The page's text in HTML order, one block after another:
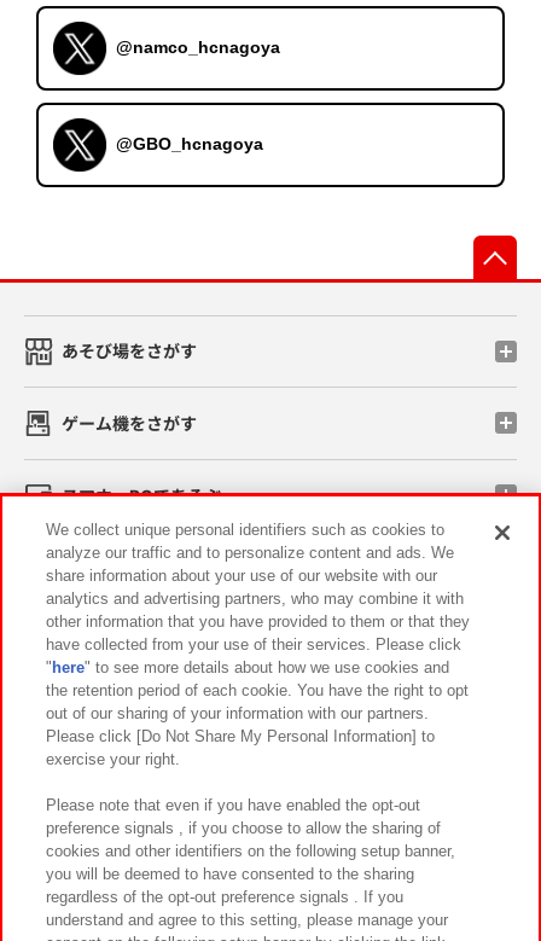
@namco_hcnagoya
@GBO_hcnagoya
あそび場をさがす
ゲーム機をさがす
スマホ・PCであそぶ
イベント・キャンペーン
関連会社 サステナビリティ サイトポリシー
プライバシーポリシー ウェブアクセシビリティ方針と検証結果
お取引先さまとともに
カスタマーハラスメント対応方針 よくあるご質問・お問い合わせ
We collect unique personal identifiers such as cookies to
analyze our traffic and to personalize content and ads. We
share information about your use of our website with our
analytics and advertising partners, who may combine it with
other information that you have provided to them or that they
have collected from your use of their services. Please click
" here" to see more details about how we use cookies and
the retention period of each cookie. You have the right to opt
out of our sharing of your information with our partners.
Please click [Do Not Share My Personal Information] to
exercise your right.
Please note that even if you have enabled the opt-out
preference signals , if you choose to allow the sharing of
cookies and other identifiers on the following setup banner,
you will be deemed to have consented to the sharing
regardless of the opt-out preference signals . If you
understand and agree to this setting, please manage your